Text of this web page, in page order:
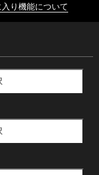
り機能について